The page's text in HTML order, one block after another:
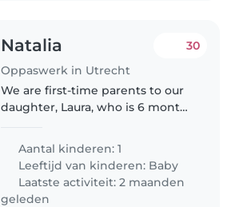
Natalia
Oppaswerk in Utrecht
30
We are first-time parents to our
daughter, Laura, who is 6 months
comfortable around new people,
but she especially enjoys
spending time with us —
whether it’s..
Aantal kinderen: 1
Leeftijd van kinderen: Baby
Laatste activiteit: 2 maanden
geleden